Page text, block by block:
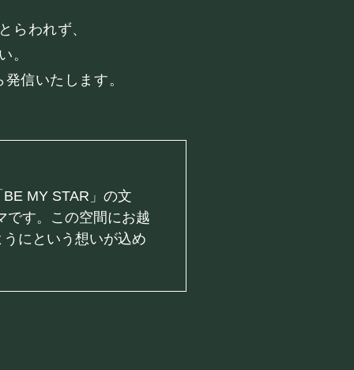
©Mahoroza. All Rights Reserved.
らわれず、
。
信いたします。
MY STAR」の文
です。この空間にお越
にという想いが込め